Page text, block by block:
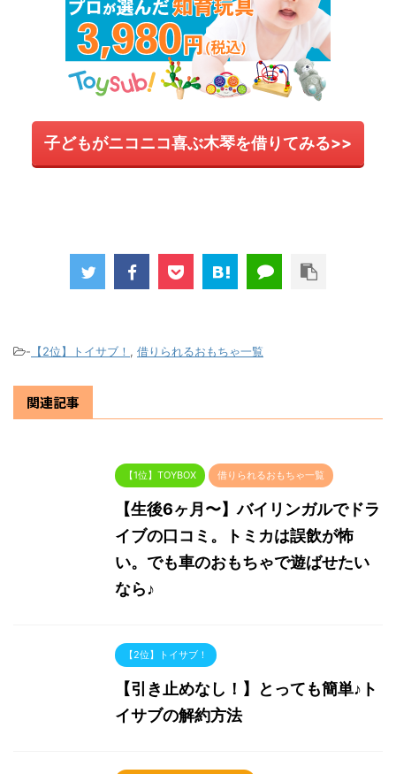
子どもがニコニコ喜ぶ木琴を借りてみる>>
- 【2位】トイサブ！ , 借りられるおもちゃ一覧
関連記事
【1位】TOYBOX 借りられるおもちゃ一覧
【生後6ヶ月〜】バイリンガルでドラ
イブの口コミ。トミカは誤飲が怖
い。でも車のおもちゃで遊ばせたい
なら♪
【2位】トイサブ！
【引き止めなし！】とっても簡単♪ト
イサブの解約方法